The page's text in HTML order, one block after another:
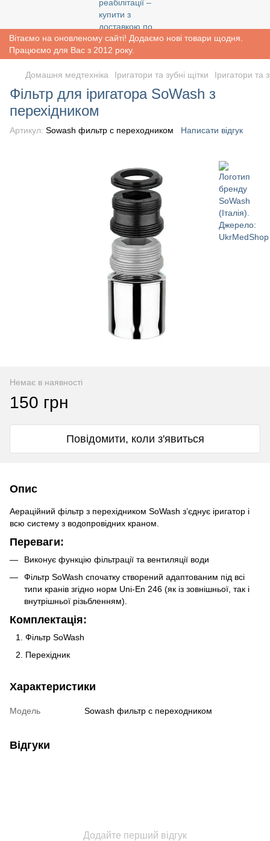
Вітаємо на оновленому сайті! Додаємо нові товари щодня.
Працюємо для Вас з 2012 року.
Домашня медтехніка Іригатори та зубні щітки Іригатори та
Фільтр для іригатора SoWash з
перехідником
Артикул: Sowash фильтр с переходником Написати відгук
Немає в наявності
150 грн
Повідомити, коли з'явиться
Опис
Аераційний фільтр з перехідником SoWash з’єднує іригатор і
всю систему з водопровідних краном.
Переваги:
Виконує функцію фільтрації та вентиляції води
Фільтр SoWash спочатку створений адаптованим під всі
типи кранів згідно норм Uni-En 246 (як із зовнішньої, так і
внутрішньої різьбленням).
Комплектація:
Фільтр SoWash
Перехідник
Характеристики
Модель Sowash фильтр с переходником
Відгуки
Додайте перший відгук